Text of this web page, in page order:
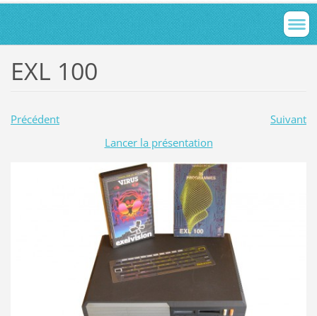
EXL 100
Précédent
Suivant
Lancer la présentation